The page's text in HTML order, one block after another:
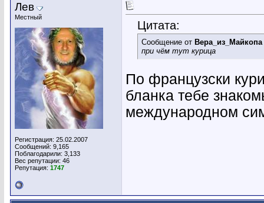
Лев
Местный
Регистрация: 25.02.2007
Сообщений: 9,165
Поблагодарили: 3,133
Вес репутации: 46
Репутация: 1747
Цитата:
Сообщение от Вера_из_Майкопа
при чём тут курица
По французски
бланка тебе
международном